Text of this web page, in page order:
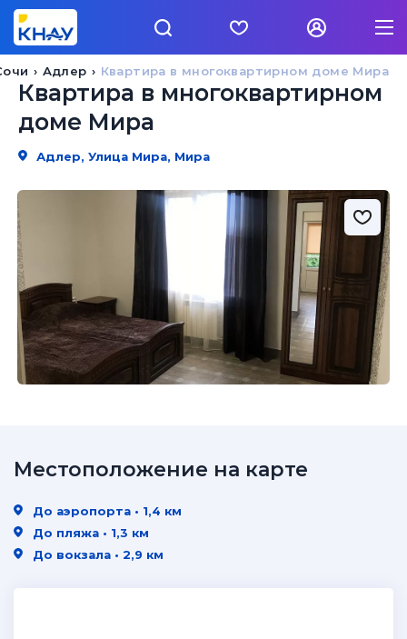
Квартира в многоквартирном доме Мира
Адлер
Квартира в многоквартирном
доме Мира
Адлер, Улица Мира, Мира
Местоположение на карте
До аэропорта • 1,4 км
До пляжа • 1,3 км
До вокзала • 2,9 км